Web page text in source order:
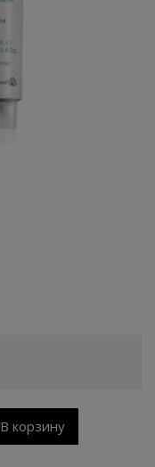
В корзину